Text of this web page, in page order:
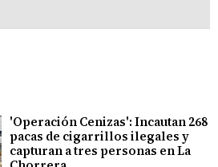
'Operación Cenizas': Incautan 268
pacas de cigarrillos ilegales y
capturan a tres personas en La